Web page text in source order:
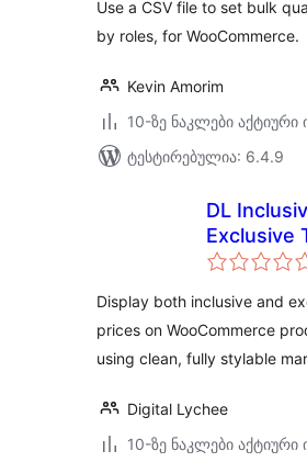
Use a CSV file to set bulk
by roles, for WooCommerce.
Kevin Amorim
10-ზე ნაკლები აქტიური
ტესტირებულია: 6.4.9
DL
Exclusive
Prices
Display both inclusive and
prices on WooCommerce
using clean, fully stylable
Digital Lychee
10-ზე ნაკლები აქტიური